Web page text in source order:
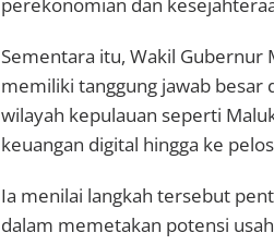
perekonomian dan
Sementara itu, Wakil Gubernur
memiliki tanggung jawab besar
wilayah kepulauan seperti
keuangan digital hingga ke
Ia menilai langkah tersebut
dalam memetakan potensi